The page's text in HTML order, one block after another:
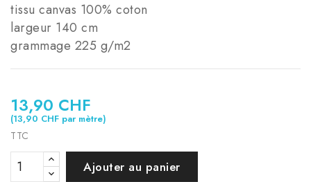
tissu canvas 100% coton
largeur 140 cm
grammage 225 g/m2
13,90 CHF
(13,90 CHF par mètre)
TTC
Ajouter au panier